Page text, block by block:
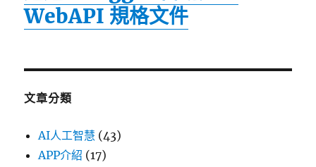
WebAPI 規格文件
文章分類
AI人工智慧 (43)
APP介紹 (17)